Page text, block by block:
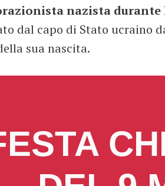
nazista durante
dal capo di Stato ucraino
sua nascita.